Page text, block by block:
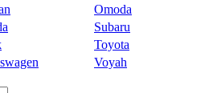
Omoda
Subaru
Toyota
Voyah